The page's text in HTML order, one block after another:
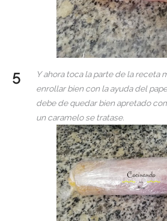
Y ahora toca la parte de la receta
enrollar bien con la ayuda del
debe de quedar bien apretado
un caramelo se tratase.